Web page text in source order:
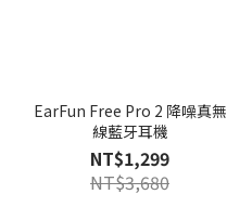
EarFun Free Pro 2 降噪真無
線藍牙耳機
NT$1,299
NT$3,680